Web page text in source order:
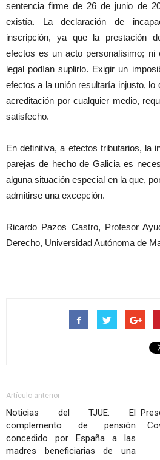
sentencia firme de 26 de junio de
existía. La declaración de
inscripción, ya que la prestación
efectos es un acto personalísimo; ni
legal podían suplirlo. Exigir un
efectos a la unión resultaría injusto, lo
acreditación por cualquier medio,
satisfecho.
En definitiva, a efectos tributarios, la
parejas de hecho de Galicia es
alguna situación especial en la que,
admitirse una excepción.
Ricardo Pazos Castro, Profesor
Derecho, Universidad Autónoma de
Artículo anterior
Noticias del TJUE: El
complemento de pensión
concedido por España a las
madres beneficiarias de una